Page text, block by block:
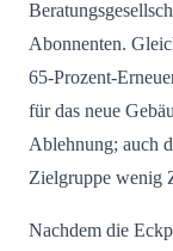
Abonnenten.
65-Prozent-
für das neue
Ablehnung; auch
Zielgruppe wenig
Nachdem die